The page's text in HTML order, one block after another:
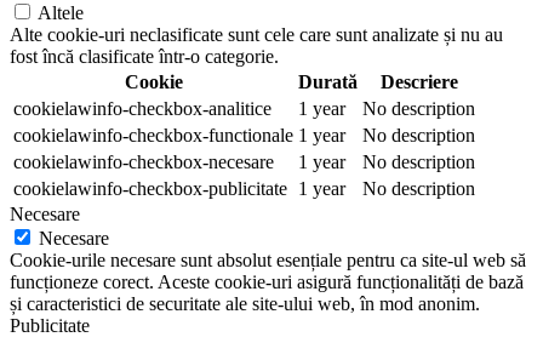
Altele
Alte cookie-uri neclasificate sunt cele care sunt analizate și nu au
fost încă clasificate într-o categorie.
Cookie
Durată
Descriere
cookielawinfo-checkbox-analitice
1 year
No description
cookielawinfo-checkbox-functionale 1 year
No description
cookielawinfo-checkbox-necesare
1 year
No description
cookielawinfo-checkbox-publicitate 1 year
No description
Necesare
Necesare
Cookie-urile necesare sunt absolut esențiale pentru ca site-ul web să
funcționeze corect. Aceste cookie-uri asigură funcționalități de bază
și caracteristici de securitate ale site-ului web, în mod anonim.
Publicitate